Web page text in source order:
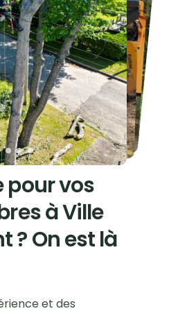
pour vos
à Ville
? On est là
et des